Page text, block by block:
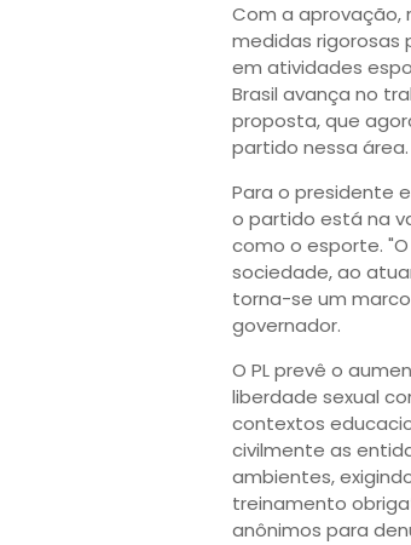
Com a aprovação,
medidas rigorosas
em atividades
Brasil avança no
proposta, que
partido nessa área.
Para o presidente
o partido está na
como o esporte.
sociedade, ao
torna-se um
governador.
O PL prevê o
liberdade sexual
contextos
civilmente as
ambientes,
treinamento
anônimos para